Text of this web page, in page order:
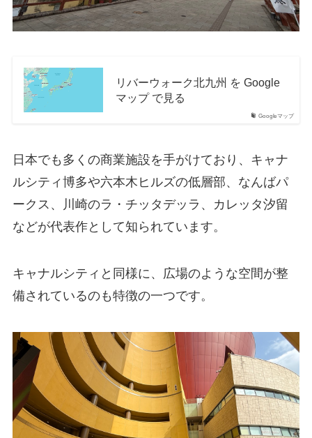
Googleマップ
リバーウォーク北九州 を Google
マップ で見る
日本でも多くの商業施設を手がけており、キャナ
ルシティ博多や六本木ヒルズの低層部、なんばパ
ークス、川崎のラ・チッタデッラ、カレッタ汐留
などが代表作として知られています。
キャナルシティと同様に、広場のような空間が整
備されているのも特徴の一つです。